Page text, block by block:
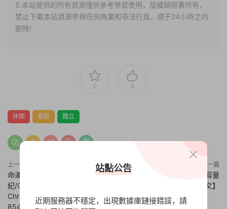
5.本站提供的所有資源僅供參考學習使用，版權歸原著所有，
禁止下載本站資源參與任何商業和非法行爲，請于24小時之内
删除!
0 0
休閑 冒險 獨立
上一篇
命運啓示錄：阿爾巴雷克戰
紀/Olaguna
Chronicles【v1.321.8.1|容量
854MB|官方簡體中文】
下一篇
公園/The Park【完整版|容量
2.67GB|官方簡體中文】
站點公告
近期服務器不穩定，出現數據庫鏈接錯誤，請